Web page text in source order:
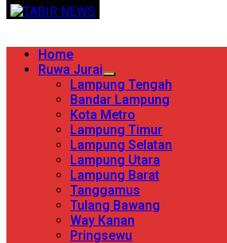
Skip
content
TERPERCAYA MENYINGKAP
Primary
Menu
Home
Ruwa Jurai
Lampung Tengah
Bandar Lampung
Kota Metro
Lampung Timur
Lampung Selatan
Lampung Utara
Lampung Barat
Tanggamus
Tulang Bawang
Way Kanan
Pringsewu